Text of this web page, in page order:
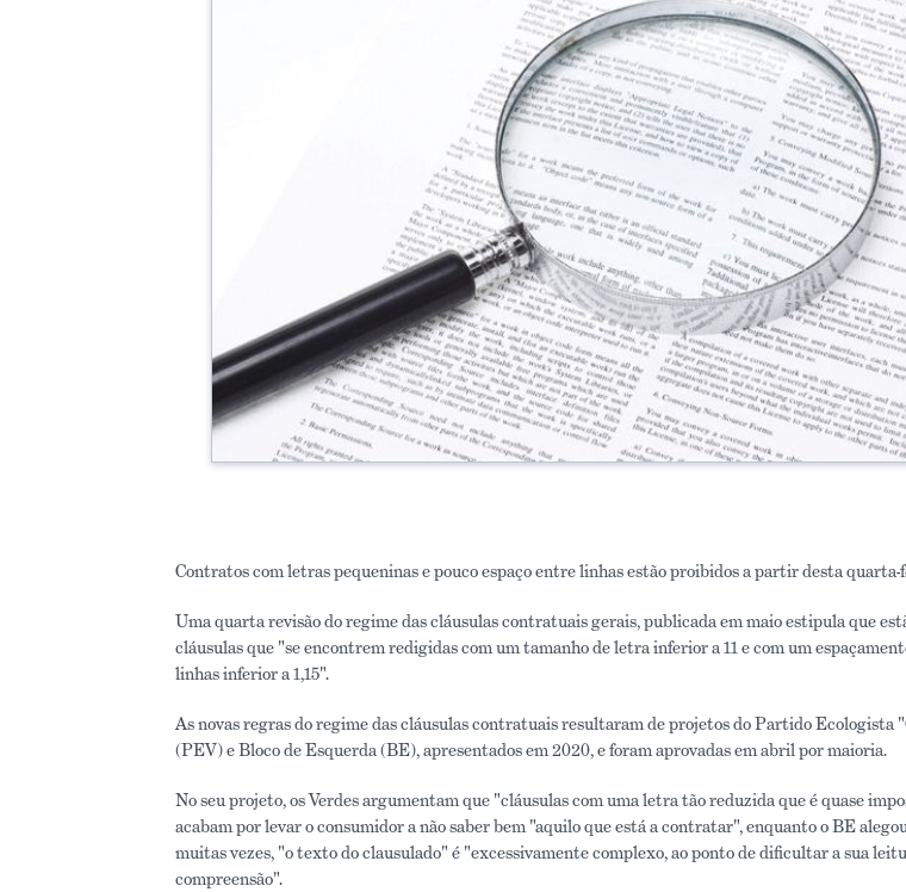
Contratos com letras pequeninas e pouco espaço entre linhas estão proibidos a partir desta quarta-
Uma quarta revisão do regime das cláusulas contratuais gerais, publicada em maio estipula que
cláusulas que "se encontrem redigidas com um tamanho de letra inferior a 11 e com um
linhas inferior a 1,15".
As novas regras do regime das cláusulas contratuais resultaram de projetos do Partido Ecologista
(PEV) e Bloco de Esquerda (BE), apresentados em 2020, e foram aprovadas em abril por maioria.
No seu projeto, os Verdes argumentam que "cláusulas com uma letra tão reduzida que é quase
acabam por levar o consumidor a não saber bem "aquilo que está a contratar", enquanto o BE
muitas vezes, "o texto do clausulado" é "excessivamente complexo, ao ponto de dificultar a sua
compreensão".